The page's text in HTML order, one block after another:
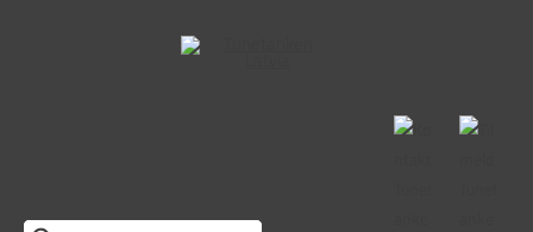
This form is temporarily unavailable.